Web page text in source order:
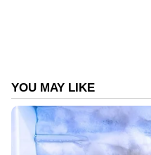
സ്വർണ
തട്ടിപ്പ്;
റെയ്ഡ്